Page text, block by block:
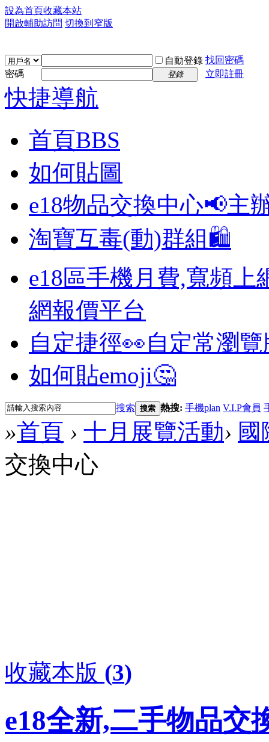
設為首頁收藏本站
開啟輔助訪問 切換到窄版
自動登錄 找回密碼
密碼
登錄 立即註冊
快捷導航
首頁BBS
如何貼圖
e18物品交換中心📢主
淘寶互毒(動)群組🛍️
e18區手機月費,寬頻上
網報價平台
自定捷徑👀自定常瀏
如何貼emoji🤔
搜索 搜索 熱搜: 手機plan V.I.P會員
»首頁 › 十月展覽活動› 國
交換中心
收藏本版 (3)
e18全新,二手物品交